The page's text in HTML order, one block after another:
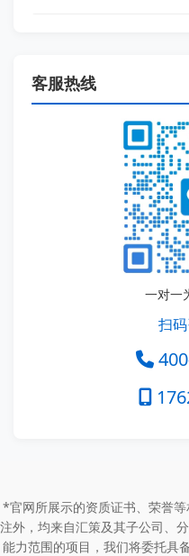
客服热线
一对一
扫
*官网所展示的资质证书、荣誉
注外，均来自汇策及其子公司、
能力范围的项目，我们将委托具